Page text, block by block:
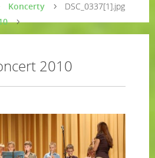
Koncerty
DSC_0337[1].jpg
2010